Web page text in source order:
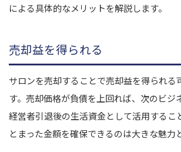
による具体的なメリットを解説します。
売却益を得られる
サロンを売却することで売却益を得られる
す。売却価格が負債を上回れば、次のビジ
経営者引退後の生活資金として活用するこ
とまった金額を確保できるのは大きな魅力